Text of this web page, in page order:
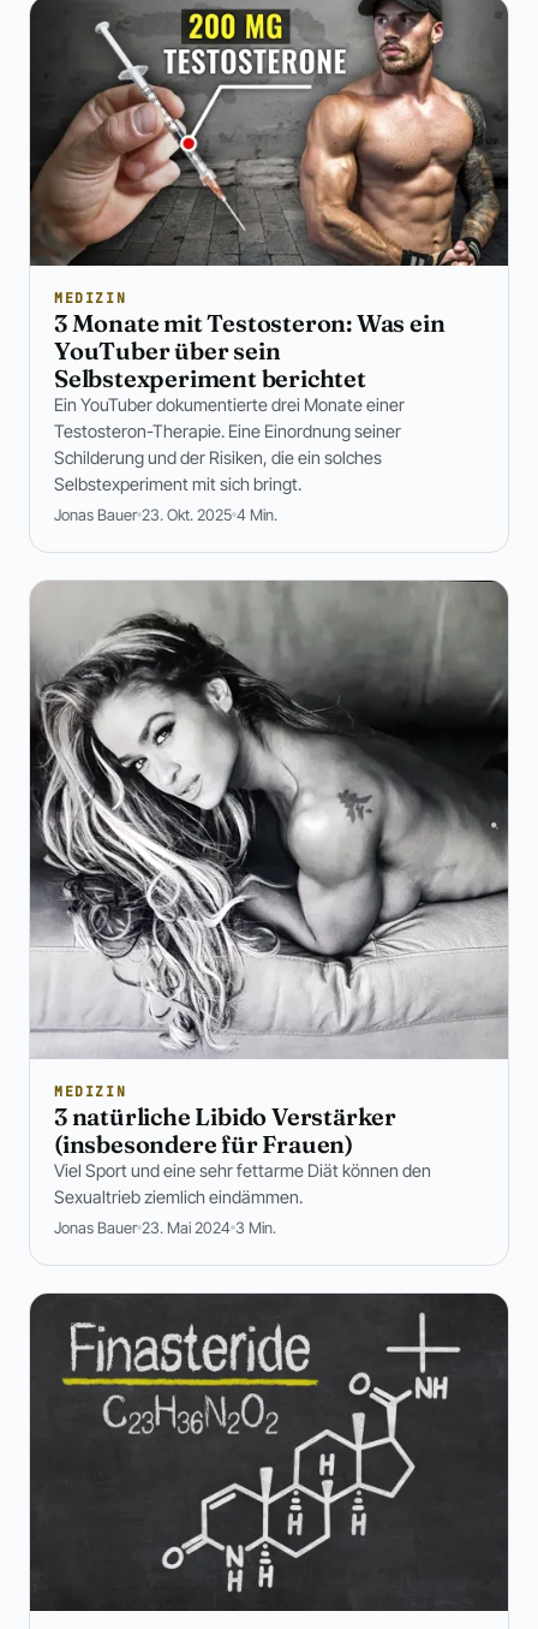
MEDIZIN
3 Monate mit Testosteron: Was ein
YouTuber über sein
Selbstexperiment berichtet
Ein YouTuber dokumentierte drei Monate einer
Testosteron-Therapie. Eine Einordnung seiner
Schilderung und der Risiken, die ein solches
Selbstexperiment mit sich bringt.
Jonas Bauer 23. Okt. 2025 4 Min.
MEDIZIN
3 natürliche Libido Verstärker
(insbesondere für Frauen)
Viel Sport und eine sehr fettarme Diät können den
Sexualtrieb ziemlich eindämmen.
Jonas Bauer 23. Mai 2024 3 Min.